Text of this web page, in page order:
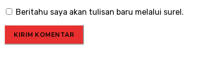
Beritahu saya akan tulisan baru melalui surel.